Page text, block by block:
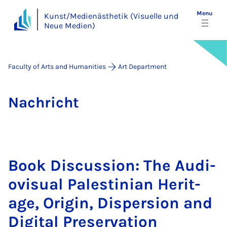
Kunst/Medienästhetik (Visuelle und
Neue Medien)
Menu
Faculty of Arts and Humanities Art Department
Na­chricht
Book Dis­cus­sion: The Au­di­
ovisu­al Palestini­an Her­it­
age, Ori­gin, Dis­per­sion and
Di­git­al Pre­ser­va­tion